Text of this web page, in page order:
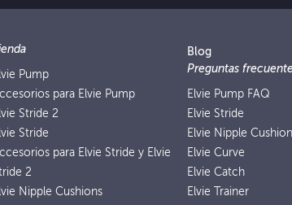
Pump
para Elvie Pump
Stride 2
Stride
para Elvie Stride y Elvie
2
Nipple Cushions
Blog
Preguntas
Elvie Pump FAQ
Elvie Stride
Elvie Nipple
Elvie Curve
Elvie Catch
Elvie Trainer